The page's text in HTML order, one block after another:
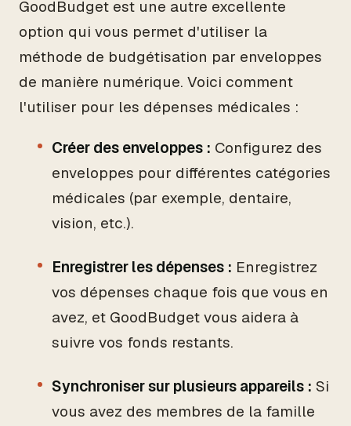
GoodBudget est une autre excellente
option qui vous permet d'utiliser la
méthode de budgétisation par enveloppes
de manière numérique. Voici comment
l'utiliser pour les dépenses médicales :
Créer des enveloppes : Configurez des
enveloppes pour différentes catégories
médicales (par exemple, dentaire,
vision, etc.).
Enregistrer les dépenses : Enregistrez
vos dépenses chaque fois que vous en
avez, et GoodBudget vous aidera à
suivre vos fonds restants.
Synchroniser sur plusieurs appareils : Si
vous avez des membres de la famille